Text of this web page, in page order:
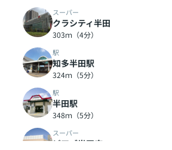
スーパー
クラシティ半田
303ｍ（4分）
駅
知多半田駅
324ｍ（5分）
駅
半田駅
348ｍ（5分）
スーパー
ピアゴ半田店